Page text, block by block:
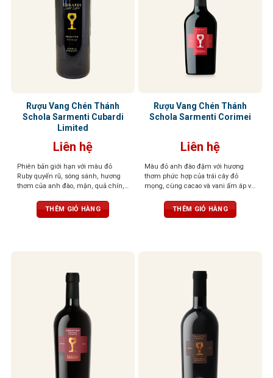
Rượu Vang Chén Thánh
Schola Sarmenti Cubardi
Limited
Liên hệ
Phiên bản giới hạn với màu đỏ
Ruby quyến rũ, sóng sánh, hương
thơm của anh đào, mận, quả chín,
phê cháy, gỗ sồi, đất, hạnh nhân và
đinh hương. Dư vị sâu lắng, ấn
THÊM GIỎ HÀNG
Rượu Vang Chén Thánh
Schola Sarmenti Corimei
Liên hệ
Màu đỏ anh đào đậm với hương
thơm phức hợp của trái cây đỏ
mọng, cùng cacao và vani ấm áp và
mượt, dư vị cân bằng và thanh lịch
THÊM GIỎ HÀNG